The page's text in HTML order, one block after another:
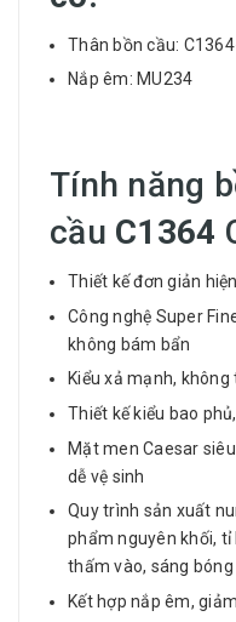
Thân bồn cầu:
Nắp êm: MU234
Tính năng
cầu C1364
Thiết kế đơn giản
Công nghệ Super
không bám bẩn
Kiểu xả mạnh, không
Thiết kế kiểu bao
Mặt men Caesar
dễ vệ sinh
Quy trình sản xuất
phẩm nguyên khối,
thấm vào, sáng bóng
Kết hợp nắp êm,